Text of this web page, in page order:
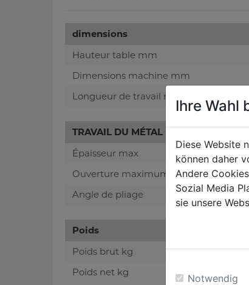
dimensions
Hauteur table mm
Dimensions machine mm
Longueur de travail mm
TRAVAIL DU MÉTAL
Épaisseur max
Ouverture maximum
Angle de pliage
Poids
Poids brut kg
Poids net kg
Ihre Wahl
Diese Website
können daher
Andere
Sozial Media
sie unsere
Notwendig